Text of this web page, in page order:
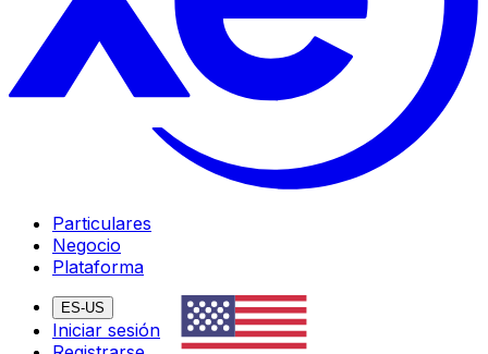
Particulares
Negocio
Plataforma
ES-US
Iniciar sesión